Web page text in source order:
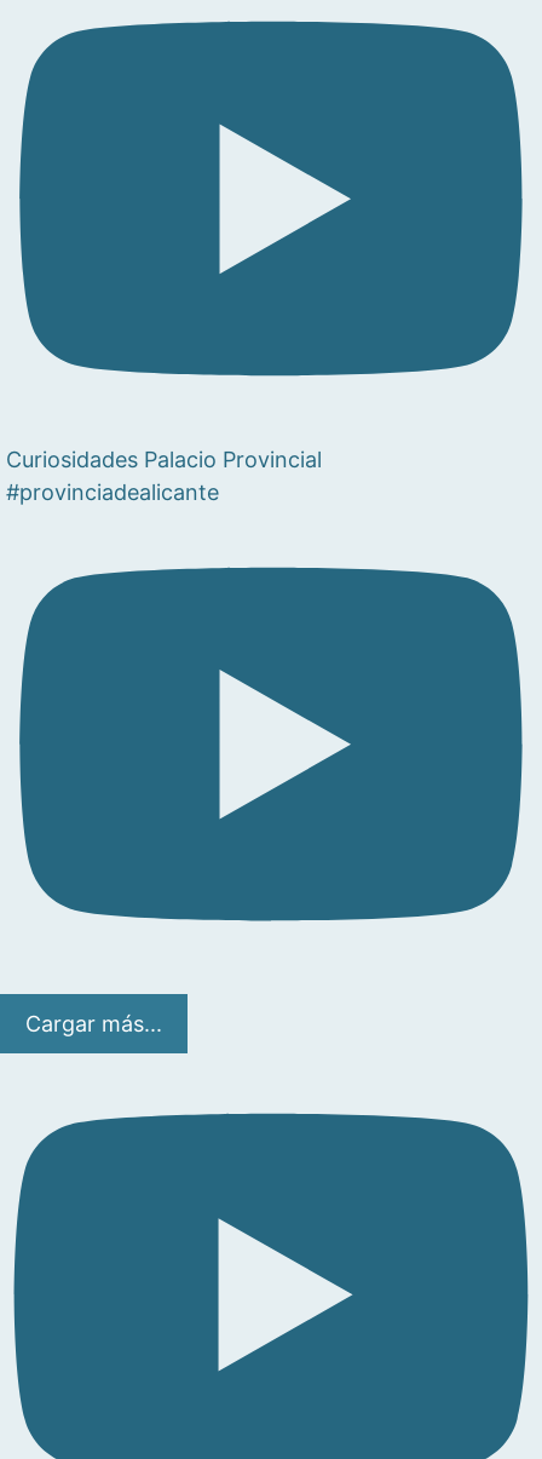
Curiosidades Palacio Provincial
#provinciadealicante
Cargar más...